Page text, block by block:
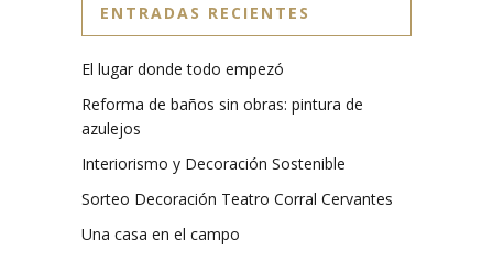
ENTRADAS RECIENTES
El lugar donde todo empezó
Reforma de baños sin obras: pintura de
azulejos
Interiorismo y Decoración Sostenible
Sorteo Decoración Teatro Corral Cervantes
Una casa en el campo